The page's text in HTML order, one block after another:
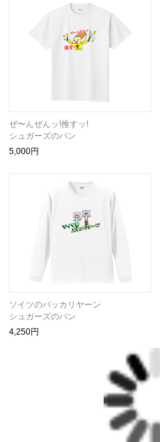
ぜ〜んぜんッ!推すッ!
シュガーズのパン
5,000円
ソイツのバッカリヤーン
シュガーズのパン
4,250円